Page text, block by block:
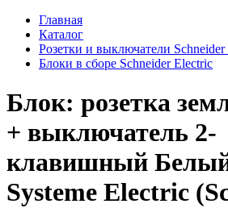
Главная
Каталог
Розетки и выключатели
Блоки в сборе Schneider Electric
Блок: розетка
+ выключатель 2-
клавишный Белый
Systeme Electric